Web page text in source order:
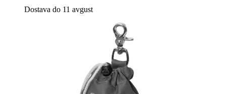
Dostava do 11 avgust